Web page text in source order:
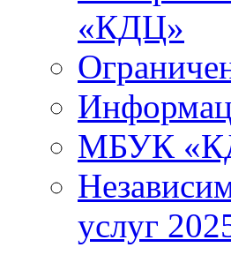
«КДЦ»
МБУК
услуг